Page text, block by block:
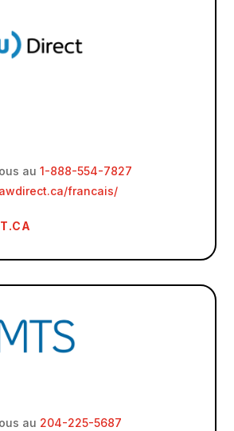
au 1-888-554-7827
francais/
au 204-225-5687